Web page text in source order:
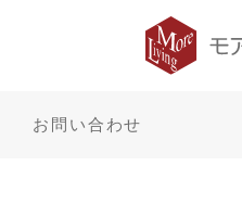
お問い合わせ